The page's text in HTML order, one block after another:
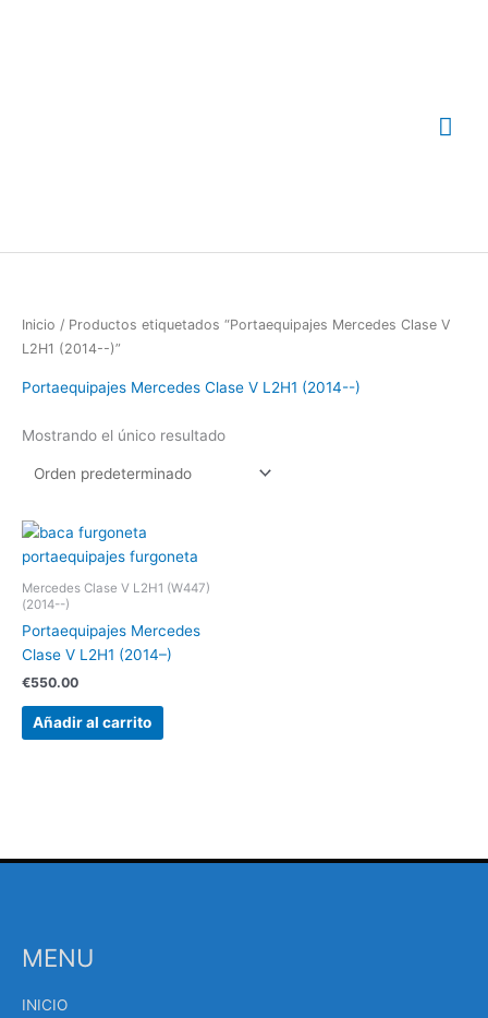
Inicio / Productos etiquetados “Portaequipajes Mercedes Clase V
L2H1 (2014--)”
Portaequipajes Mercedes Clase V L2H1 (2014--)
Mostrando el único resultado
Mercedes Clase V L2H1 (W447)
(2014--)
Portaequipajes Mercedes
Clase V L2H1 (2014–)
€550.00
Añadir al carrito
MENU
INICIO